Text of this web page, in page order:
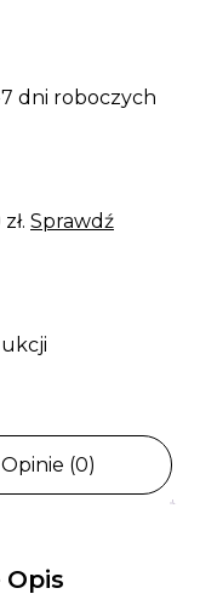
dni roboczych
Sprawdź
Opinie (0)